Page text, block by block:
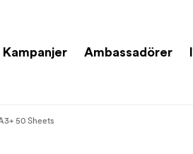
Kampanjer Ambassadörer
50 Sheets